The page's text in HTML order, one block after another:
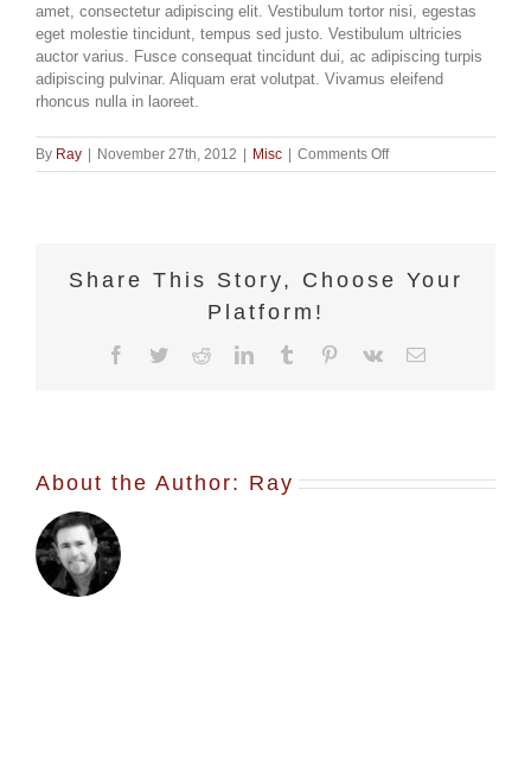
amet, consectetur adipiscing elit. Vestibulum tortor nisi, egestas
eget molestie tincidunt, tempus sed justo. Vestibulum ultricies
auctor varius. Fusce consequat tincidunt dui, ac adipiscing turpis
adipiscing pulvinar. Aliquam erat volutpat. Vivamus eleifend
rhoncus nulla in laoreet.
By Ray November 27th, 2012 Misc Comments Offon
Class
litora
conubia
nostra
Share This Story, Choose Your
Platform!
Facebook
TwitterRedditLinkedInTumblr Pinterest
Vk Email
About the Author: Ray